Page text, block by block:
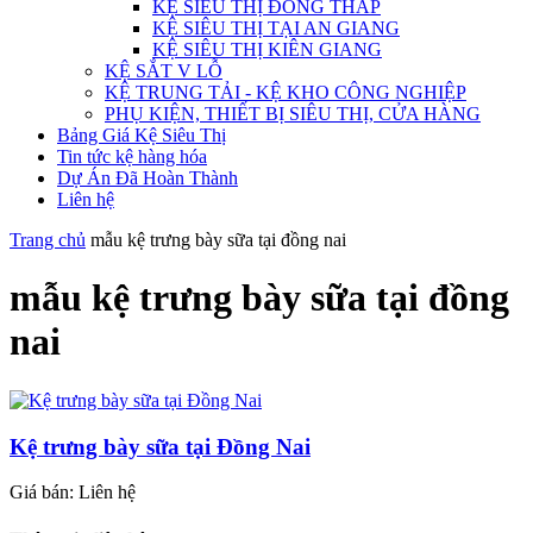
KỆ SIÊU THỊ ĐỒNG THÁP
KỆ SIÊU THỊ TẠI AN GIANG
KỆ SIÊU THỊ KIÊN GIANG
KỆ SẮT V LỖ
KỆ TRUNG TẢI - KỆ KHO CÔNG NGHIỆP
PHỤ KIỆN, THIẾT BỊ SIÊU THỊ, CỬA HÀNG
Bảng Giá Kệ Siêu Thị
Tin tức kệ hàng hóa
Dự Án Đã Hoàn Thành
Liên hệ
Trang chủ mẫu kệ trưng bày sữa tại đồng nai
mẫu kệ trưng bày sữa tại đồng
nai
Kệ trưng bày sữa tại Đồng Nai
Giá bán: Liên hệ